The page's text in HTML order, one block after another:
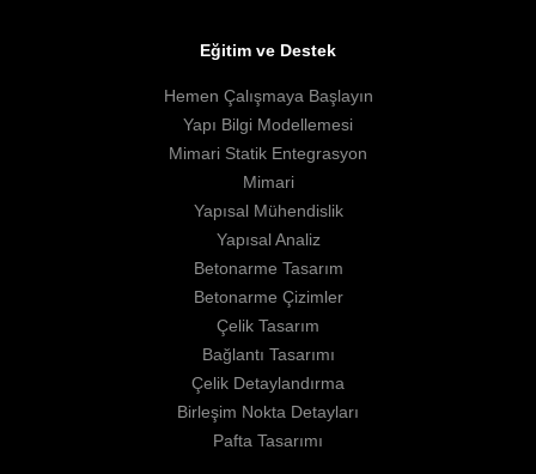
Eğitim ve Destek
Hemen Çalışmaya Başlayın
Yapı Bilgi Modellemesi
Mimari Statik Entegrasyon
Mimari
Yapısal Mühendislik
Yapısal Analiz
Betonarme Tasarım
Betonarme Çizimler
Çelik Tasarım
Bağlantı Tasarımı
Çelik Detaylandırma
Birleşim Nokta Detayları
Pafta Tasarımı